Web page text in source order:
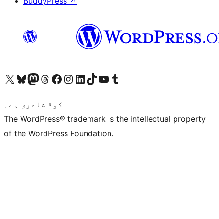
Visit our X (formerly Twitter) account
ہمارے بلیواسکائی اکاؤنٹ پر جائیں
Visit our Mastodon account
ہمارے ٹھریڈز اکاؤنٹ پر جائیں
Visit our Facebook page
Visit our Instagram account
Visit our LinkedIn account
ہمارے ٹک ٹاک اکاؤنٹ پر جائیں
Visit our YouTube channel
ہمارے ٹمبلر اکاؤنٹ پر جائیں
کوڈ شاعری ہے۔
The WordPress® trademark is the intellectual property
of the WordPress Foundation.